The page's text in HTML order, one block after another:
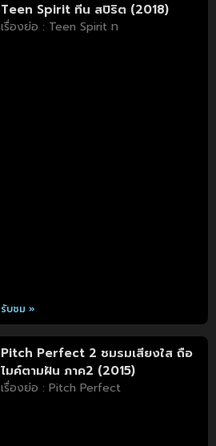
Teen Spirit ทีน สปิริต (2018)
เรื่องย่อ : Teen Spirit ท
รับชม »
Pitch Perfect 2 ชมรมเสียงใส ถือ
ไมค์ตามฝัน ภาค2 (2015)
เรื่องย่อ : Pitch Perfect